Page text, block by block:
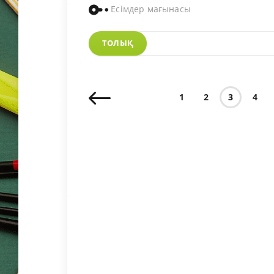
Есімдер мағынасы
ТОЛЫҚ
1 2 3 4